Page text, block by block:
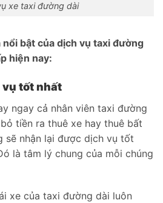
xe taxi đường dài
bật của dịch vụ taxi đường
hiện nay:
vụ tốt nhất
ngay cả nhân viên taxi đường
tiền ra thuê xe hay thuê bất
sẽ nhận lại được dịch vụ tốt
là tâm lý chung của mỗi chúng
xe của taxi đường dài luôn